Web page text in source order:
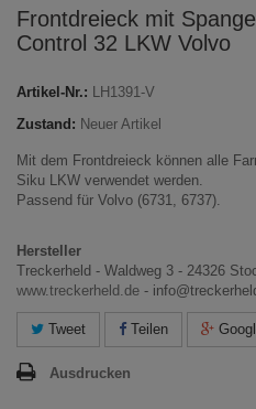
Frontdreieck mit
Control 32 LKW Volvo
Artikel-Nr.: LH1391-V
Zustand: Neuer Artikel
Mit dem Frontdreieck können alle
Siku LKW verwendet werden.
Passend für Volvo (6731, 6737).
Hersteller
Treckerheld - Waldweg 3 - 24326
www.treckerheld.de -
Tweet Teilen
Ausdrucken